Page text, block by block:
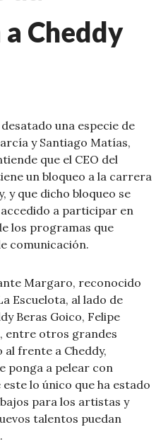
Cheddy
una especie de
y Santiago Matías,
que el CEO del
un bloqueo a la carrera
y que dicho bloqueo se
accedido a participar en
los programas que
comunicación.
Margaro, reconocido
Escuelota, al lado de
Beras Goico, Felipe
entre otros grandes
al frente a Cheddy,
ponga a pelear con
lo único que ha estado
para los artistas y
talentos puedan